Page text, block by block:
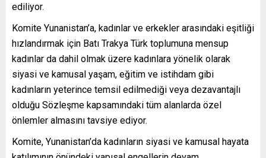
ediliyor.
Komite Yunanistan’a, kadınlar ve erkekler arasındaki eşitliği
hızlandırmak için Batı Trakya Türk toplumuna mensup
kadınlar da dahil olmak üzere kadınlara yönelik olarak
siyasi ve kamusal yaşam, eğitim ve istihdam gibi
kadınların yeterince temsil edilmediği veya dezavantajlı
olduğu Sözleşme kapsamındaki tüm alanlarda özel
önlemler almasını tavsiye ediyor.
Komite, Yunanistan’da kadınların siyasi ve kamusal hayata